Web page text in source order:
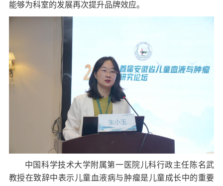
能够为科室的发展再次提升品牌效应。
中国科学技术大学附属第一医院儿科行政主任陈名武
教授在致辞中表示儿童血液病与肿瘤是儿童成长中的重要